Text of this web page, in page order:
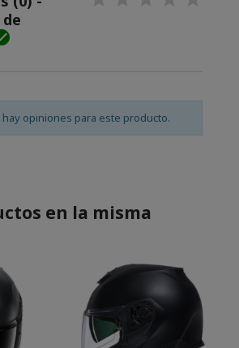
hay opiniones para este producto.
en la misma